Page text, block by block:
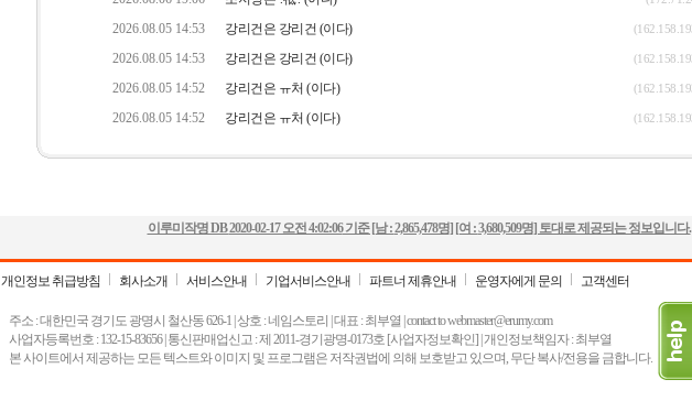
이루미작명 DB2020-02-17 오전 4:02:06기준 [남 :2,865,478명] [여 :3,680,509명] 토대로 제공되는 정보입니다.
개인정보 취급방침 회사소개 서비스안내 기업서비스안내 파트너 제휴안내 운영자에게 문의 고객센터
주소 : 대한민국 경기도 광명시 철산동 626-1 | 상호 : 네임스토리 | 대표 : 최부열 | contact towebmaster@erumy.com
사업자등록번호 : 132-15-83656 | 통신판매업신고 : 제 2011-경기광명-0173호 [사업자정보확인] | 개인정보책임자 : 최부열
본 사이트에서 제공하는 모든 텍스트와 이미지 및 프로그램은 저작권법에 의해 보호받고 있으며, 무단 복사/전용을 금합니다.